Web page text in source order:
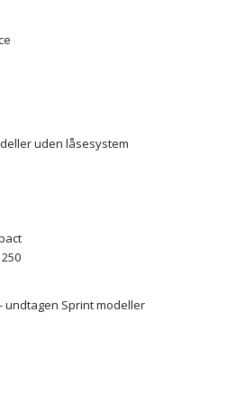
uden låsesystem
undtagen Sprint modeller